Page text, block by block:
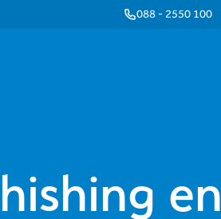
088 - 2550 100
en